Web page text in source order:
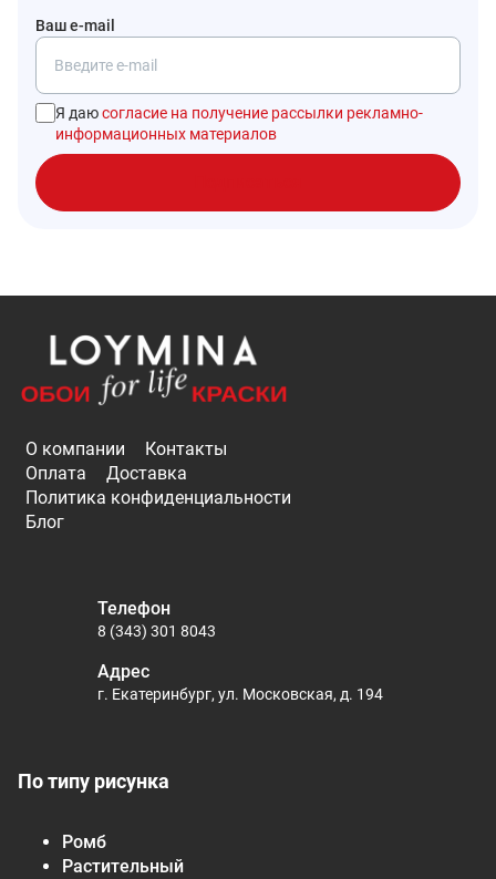
Ваш e-mail
Я даюсогласие на получение рассылки рекламно-
информационных материалов
О компании
Контакты
Оплата
Доставка
Политика конфиденциальности
Блог
По типу рисунка
Ромб
Растительный
Телефон
8 (343) 301 8043
Адрес
г. Екатеринбург, ул. Московская, д. 194